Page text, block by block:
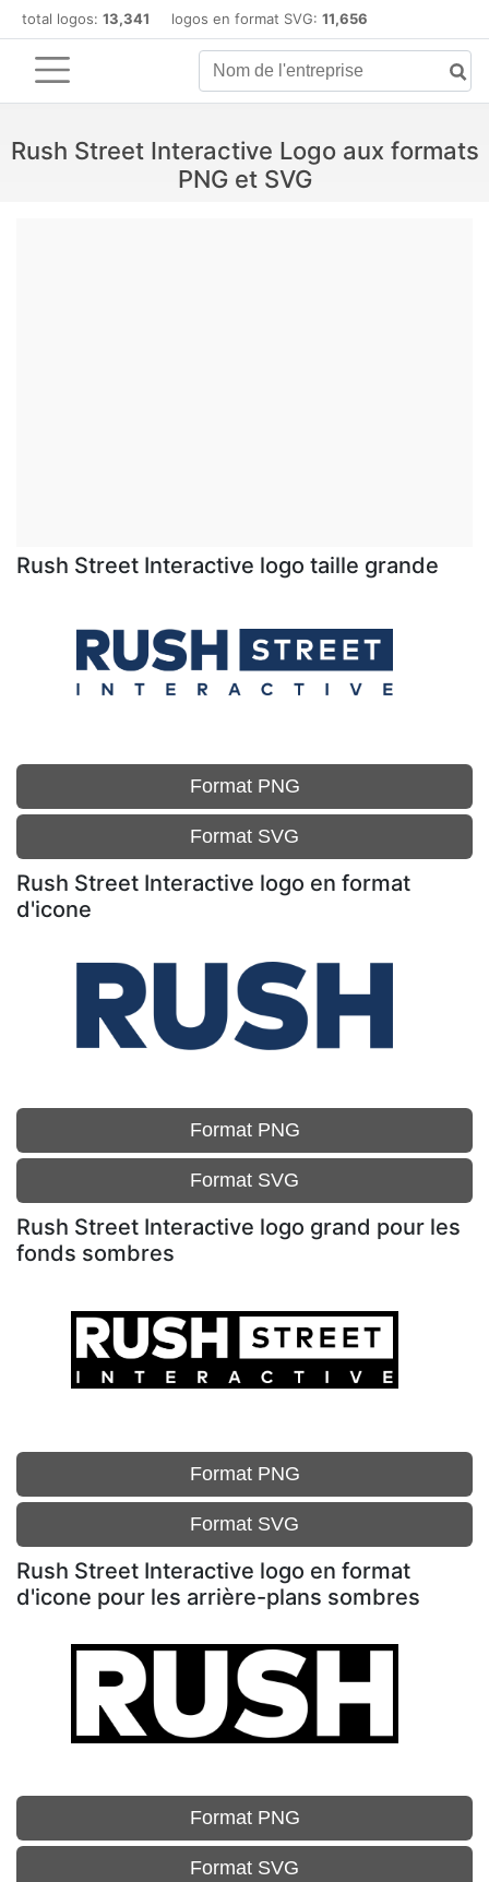
total logos: 13,341 logos en format SVG: 11,656
Rush Street Interactive Logo aux formats
PNG et SVG
Rush Street Interactive logo taille grande
Format PNG
Format SVG
Rush Street Interactive logo en format
d'icone
Format PNG
Format SVG
Rush Street Interactive logo grand pour les
fonds sombres
Format PNG
Format SVG
Rush Street Interactive logo en format
d'icone pour les arrière-plans sombres
Format PNG
Format SVG